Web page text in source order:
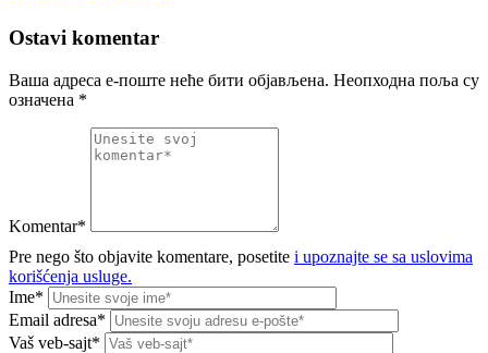
Ostavi komentar
Ваша адреса е-поште неће бити објављена. Неопходна поља су
означена *
Komentar*
Pre nego što objavite komentare, posetite i upoznajte se sa uslovima
korišćenja usluge.
Ime*
Email adresa*
Vaš veb-sajt*